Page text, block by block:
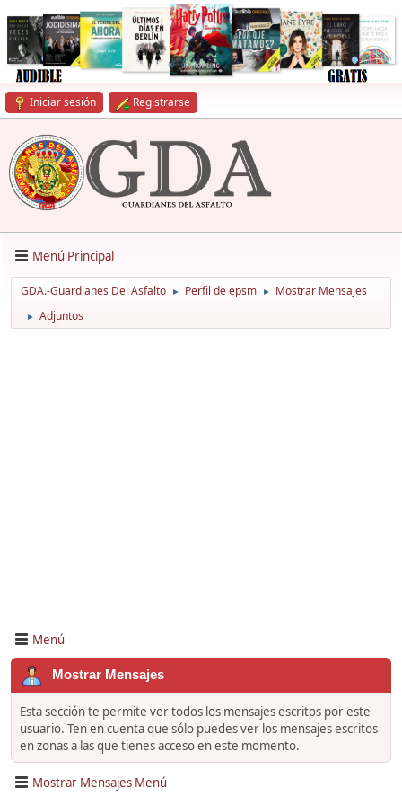
Iniciar sesión Registrarse
Menú Principal
GDA.-Guardianes Del Asfalto ► Perfil de epsm ► Mostrar Mensajes
► Adjuntos
Menú
Mostrar Mensajes
Esta sección te permite ver todos los mensajes escritos por este
usuario. Ten en cuenta que sólo puedes ver los mensajes escritos
en zonas a las que tienes acceso en este momento.
Mostrar Mensajes Menú